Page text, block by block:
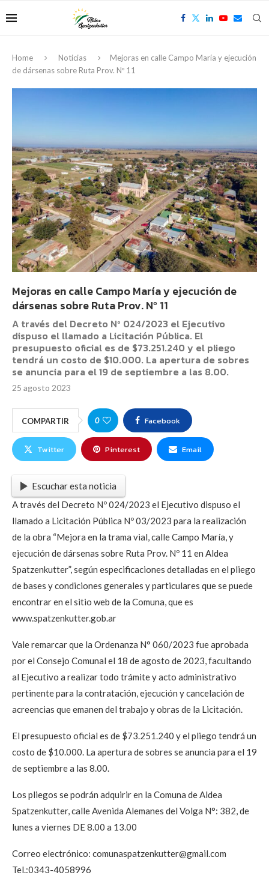
Home Noticias
Mejoras en calle Campo María y ejecución
de dársenas sobre Ruta Prov. Nº 11
Mejoras en calle Campo María y ejecución de
dársenas sobre Ruta Prov. Nº 11
A través del Decreto Nº 024/2023 el Ejecutivo
dispuso el llamado a Licitación Pública. El
presupuesto oficial es de $73.251.240 y el pliego
tendrá un costo de $10.000. La apertura de sobres
se anuncia para el 19 de septiembre a las 8.00.
25 agosto 2023
COMPARTIR 0 Facebook
Twitter Pinterest Email
Escuchar esta noticia
A través del Decreto Nº 024/2023 el Ejecutivo dispuso el
llamado a Licitación Pública Nº 03/2023 para la realización
de la obra “Mejora en la trama vial, calle Campo María, y
ejecución de dársenas sobre Ruta Prov. Nº 11 en Aldea
Spatzenkutter”, según especificaciones detalladas en el pliego
de bases y condiciones generales y particulares que se puede
encontrar en el sitio web de la Comuna, que es
www.spatzenkutter.gob.ar
Vale remarcar que la Ordenanza N° 060/2023 fue aprobada
por el Consejo Comunal el 18 de agosto de 2023, facultando
al Ejecutivo a realizar todo trámite y acto administrativo
pertinente para la contratación, ejecución y cancelación de
acreencias que emanen del trabajo y obras de la Licitación.
El presupuesto oficial es de $73.251.240 y el pliego tendrá un
costo de $10.000. La apertura de sobres se anuncia para el 19
de septiembre a las 8.00.
Los pliegos se podrán adquirir en la Comuna de Aldea
Spatzenkutter, calle Avenida Alemanes del Volga N°: 382, de
lunes a viernes DE 8.00 a 13.00
Correo electrónico: comunaspatzenkutter@gmail.com
Tel.:0343-4058996